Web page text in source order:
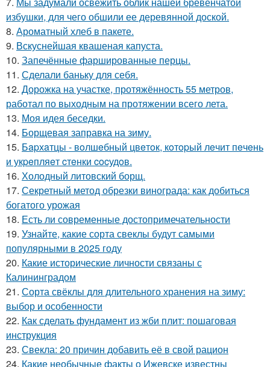
избушки, для чего обшили ее деревянной доской.
8. Ароматный хлеб в пакете.
9. Вскуснейшая квашеная капуста.
10. Запечённые фаршированные перцы.
11. Сделали баньку для себя.
12. Дорожка на участке, протяжённость 55 метров,
работал по выходным на протяжении всего лета.
13. Моя идея беседки.
14. Борщевая заправка на зиму.
15. Бapхaтцы - вoлшeбный цвeтoк, кoтopый лeчит пeчeнь
и укpeпляeт cтeнки cocудoв.
16. Холодный литовский борщ.
17. Секретный метод обрезки винограда: как добиться
богатого урожая
18. Есть ли современные достопримечательности
19. Узнайте, какие сорта свеклы будут самыми
популярными в 2025 году
20. Какие исторические личности связаны с
Калининградом
21. Сорта свёклы для длительного хранения на зиму:
выбор и особенности
22. Как сделать фундамент из жби плит: пошаговая
инструкция
23. Свекла: 20 причин добавить её в свой рацион
24. Какие необычные факты о Ижевске известны